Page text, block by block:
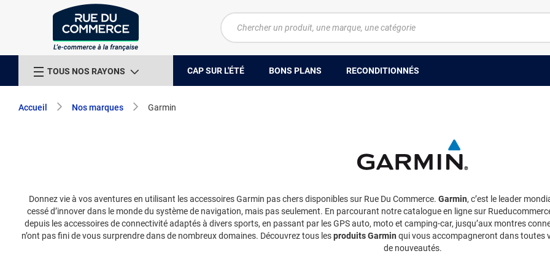
TOUS NOS RAYONS CAP SUR L'ÉTÉ BONS PLANS RECONDITIONNÉS
Accueil Nos marques Garmin
Donnez vie à vos aventures en utilisant les accessoires Garmin pas chers disponibles sur Rue Du Commerce. Garmin, c’est le leader
cessé d’innover dans le monde du système de navigation, mais pas seulement. En parcourant notre catalogue en ligne sur
depuis les accessoires de connectivité adaptés à divers sports, en passant par les GPS auto, moto et camping-car, jusqu’aux montres
n’ont pas fini de vous surprendre dans de nombreux domaines. Découvrez tous lesproduits Garmin qui vous accompagneront dans toutes
de nouveautés.